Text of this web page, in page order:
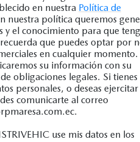
en nuestra Política de
nuestra política queremos
y el conocimiento para que
que puedes optar por
en cualquier momento.
su información con su
obligaciones legales. Si tienes
personales, o deseas ejercitar
comunicarte al correo
use mis datos en los